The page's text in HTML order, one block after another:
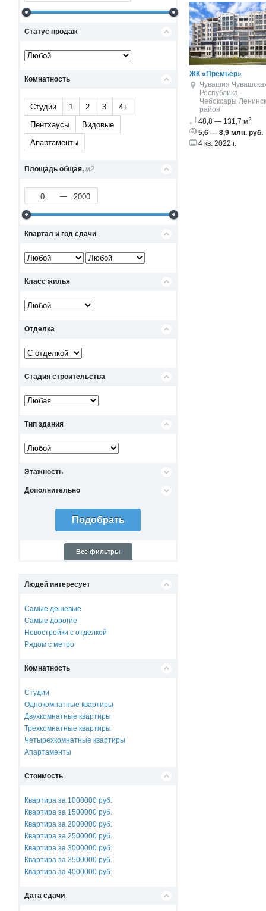
Статус продаж
Комнатность
Студии 1 2 3
4+
Пентхаусы
Видовые
Апартаменты
Площадь общая, м2
Квартал и год сдачи
Класс жилья
Отделка
Стадия строительства
Тип здания
Этажность
Дополнительно
Все фильтры
Людей интересует
Самые дешевые
Самые дорогие
Новостройки с отделкой
Рядом с метро
Комнатность
Студии
Однокомнатные квартиры
Двухкомнатные квартиры
Трехкомнатные квартиры
Четырехкомнатные квартиры
Апартаменты
Стоимость
Квартира за 1000000 руб.
Квартира за 1500000 руб.
Квартира за 2000000 руб.
Квартира за 2500000 руб.
Квартира за 3000000 руб.
Квартира за 3500000 руб.
Квартира за 4000000 руб.
Дата сдачи
ЖК «Премьер»
Чувашия
Республика -
Чебоксары
район
48,8 — 131,7 м2
5,6 — 8,9 млн. руб.
4 кв. 2022 г.